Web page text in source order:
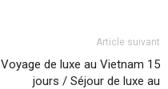
Article suivant
Voyage de luxe au Vietnam 15
jours / Séjour de luxe au